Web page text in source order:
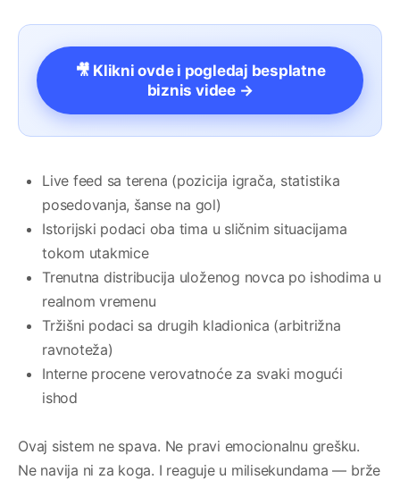
🎥 Klikni ovde i pogledaj besplatne
biznis videe →
Live feed sa terena (pozicija igrača, statistika
posedovanja, šanse na gol)
Istorijski podaci oba tima u sličnim situacijama
tokom utakmice
Trenutna distribucija uloženog novca po ishodima u
realnom vremenu
Tržišni podaci sa drugih kladionica (arbitrižna
ravnoteža)
Interne procene verovatnoće za svaki mogući
ishod
Ovaj sistem ne spava. Ne pravi emocionalnu grešku.
Ne navija ni za koga. I reaguje u milisekundama — brže